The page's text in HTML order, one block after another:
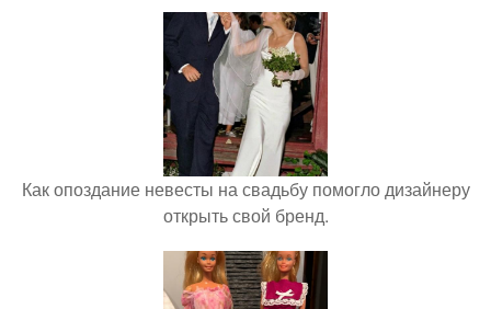
Как опоздание невесты на свадьбу помогло дизайнеру
открыть свой бренд.